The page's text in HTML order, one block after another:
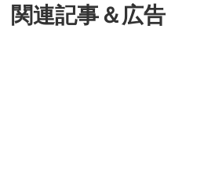
関連記事＆広告